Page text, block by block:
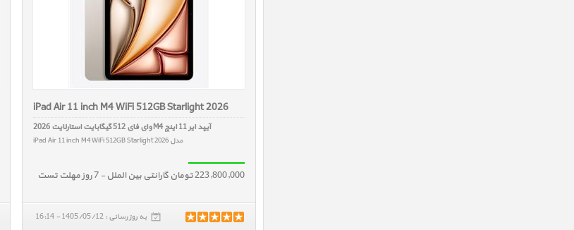
iPad Air 11 inch M4 WiFi 512GB Starlight 2026
آیپد ایر 11 اینچ M4 وای فای 512 گیگابایت استارلایت 2026
مدل iPad Air 11 inch M4 WiFi 512GB Starlight 2026
223,800,000 تومان گارانتی بین الملل - 7 روز مهلت تست
به روز رسانی : 1405/05/12 - 16:14